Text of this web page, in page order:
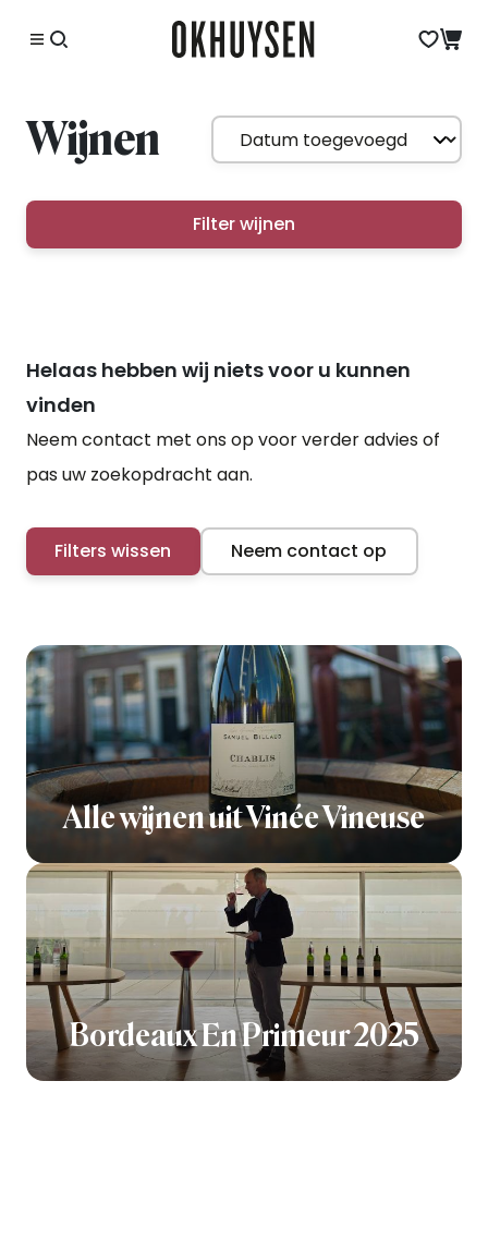
Wijnen
Filter wijnen
Helaas hebben wij niets voor u kunnen
vinden
Neem contact met ons op voor verder advies of
pas uw zoekopdracht aan.
Filters wissen Neem contact op
Alle wijnen uit Vinée Vineuse
Bordeaux En Primeur 2025